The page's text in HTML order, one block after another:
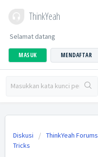
ThinkYeah
Selamat datang
MASUK MENDAFTAR
Diskusi ThinkYeah Forums
Tricks